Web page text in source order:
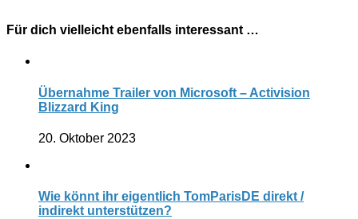
Für dich vielleicht ebenfalls interessant …
Übernahme Trailer von Microsoft – Activision
Blizzard King
20. Oktober 2023
Wie könnt ihr eigentlich TomParisDE direkt /
indirekt unterstützen?